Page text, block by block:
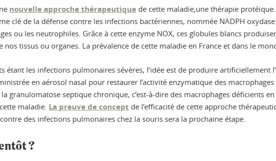
nouvelle approche thérapeutique de cette maladie,une thérapie
clé de la défense contre les infections bactériennes, nommée NADPH
ou les neutrophiles. Grâce à cette enzyme NOX, ces globules blancs
nos tissus ou organes. La prévalence de cette maladie en France et dans le
étant les infections pulmonaires sévères, l’idée est de produire artificiellement
en aérosol nasal pour restaurer l’activité enzymatique des
granulomatose septique chronique, c’est-à-dire des macrophages déficients
maladie. La preuve de concept de l’efficacité de cette approche
des infections pulmonaires chez la souris sera la prochaine étape.
?